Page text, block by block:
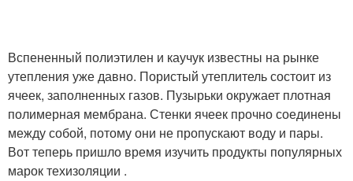
Вспененный полиэтилен и каучук известны на рынке
утепления уже давно. Пористый утеплитель состоит из
ячеек, заполненных газов. Пузырьки окружает плотная
полимерная мембрана. Стенки ячеек прочно соединены
между собой, потому они не пропускают воду и пары.
Вот теперь пришло время изучить продукты популярных
марок техизоляции .